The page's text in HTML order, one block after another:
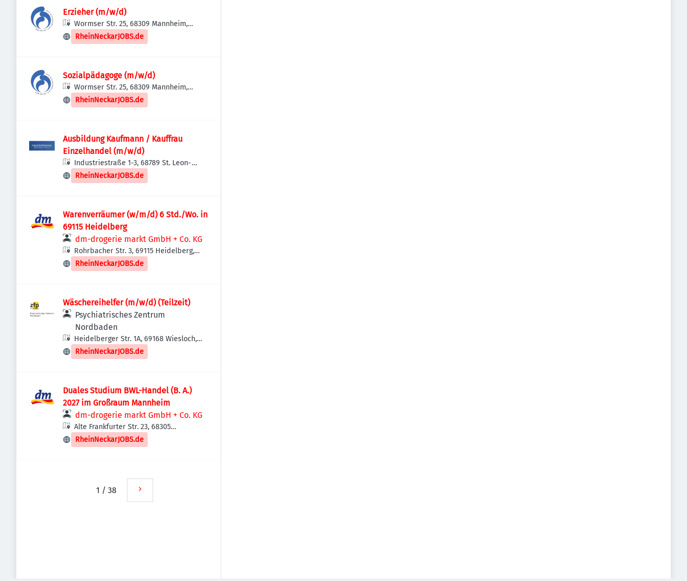
Erzieher (m/w/d)
Wormser Str. 25, 68309 Mannheim,
Deutschland
RheinNeckarJOBS.de
Sozialpädagoge (m/w/d)
Wormser Str. 25, 68309 Mannheim,
Deutschland
RheinNeckarJOBS.de
Ausbildung Kaufmann / Kauffrau
Einzelhandel (m/w/d)
Industriestraße 1-3, 68789 St. Leon-
Rot, Deutschland
RheinNeckarJOBS.de
Warenverräumer (w/m/d) 6 Std./Wo. in
69115 Heidelberg
dm-drogerie markt GmbH + Co. KG
Rohrbacher Str. 3, 69115 Heidelberg,
Deutschland
RheinNeckarJOBS.de
Wäschereihelfer (m/w/d) (Teilzeit)
Psychiatrisches Zentrum
Nordbaden
Heidelberger Str. 1A, 69168 Wiesloch,
Deutschland
RheinNeckarJOBS.de
Duales Studium BWL-Handel (B. A.)
2027 im Großraum Mannheim
dm-drogerie markt GmbH + Co. KG
Alte Frankfurter Str. 23, 68305
Mannheim, Deutschland
RheinNeckarJOBS.de
1 / 38